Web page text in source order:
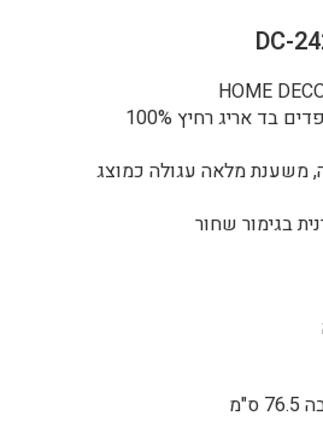
המושב והמשענת מרופדים בד אריג רחיץ 100%
משענת מלאה עגולה כמוצג
בגימור שחור